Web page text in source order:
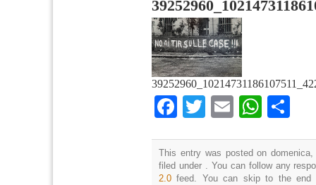
Facebook
TwitterEmail
This entry was posted on
filed under . You can follow any
2.0 feed. You can skip to the end